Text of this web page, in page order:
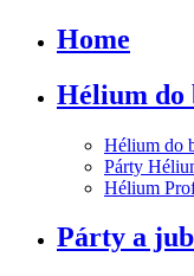
Home
Hélium do
Hélium do
Párty
Hélium
Párty a